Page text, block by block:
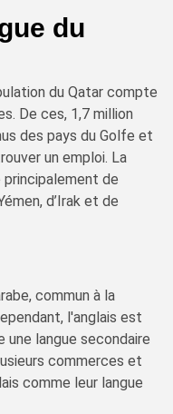
du
du Qatar compte
De ces, 1,7 million
des pays du Golfe et
un emploi. La
de
d’Irak et de
commun à la
l'anglais est
langue secondaire
commerces et
comme leur langue